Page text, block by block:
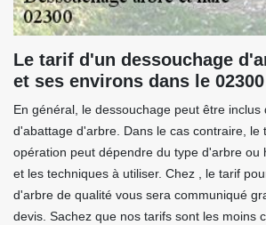
Le tarif d'un dessouchage
et ses environs dans le 02300
En général, le dessouchage peut être inclus
d'abattage d'arbre. Dans le cas contraire, le
opération peut dépendre du type d'arbre ou
et les techniques à utiliser. Chez , le tarif
d'arbre de qualité vous sera communiqué
devis. Sachez que nos tarifs sont les moins